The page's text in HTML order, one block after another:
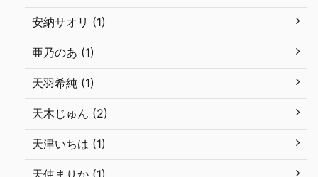
安納サオリ (1)
亜乃のあ (1)
天羽希純 (1)
天木じゅん (2)
天津いちは (1)
天使まりか (1)